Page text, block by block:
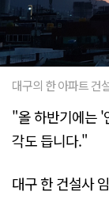
대구의 한 아파트 건
"올 하반기에는 '
각도 듭니다."
대구 한 건설사